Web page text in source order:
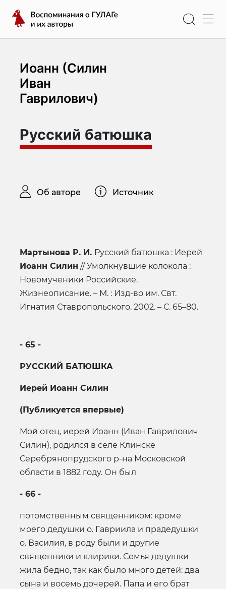
содержимому
Воспоминания
о
ГУЛАГе
их
авторы
Иоанн (Силин
Иван
Гаврилович)
Русский батюшка
Об авторе Источник
Мартынова Р. И. Русский батюшка : Иерей
Иоанн Силин // Умолкнувшие колокола :
Новомученики Российские.
Жизнеописание. – М. : Изд-во им. Свт.
Игнатия Ставропольского, 2002. – С. 65–80.
- 65 -
РУССКИЙ БАТЮШКА
Иерей Иоанн Силин
(Публикуется впервые)
Мой отец, иерей Иоанн (Иван Гаврилович
Силин), родился в селе Клинске
Серебрянопрудского р-на Московской
области в 1882 году. Он был
- 66 -
потомственным священником: кроме
моего дедушки о. Гавриила и прадедушки
о. Василия, в роду были и другие
священники и клирики. Семья дедушки
жила бедно, так как было много детей: два
сына и восемь дочерей. Папа и его брат